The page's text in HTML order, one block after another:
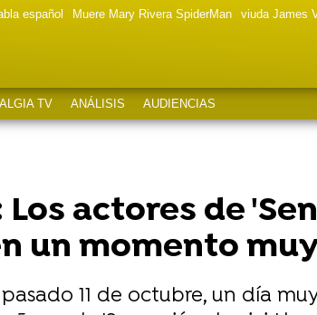
español Muere Mary Rivera SpiderMan viuda James
TV ANÁLISIS AUDIENCIAS
actores de
un momento
11 de octubre, un día